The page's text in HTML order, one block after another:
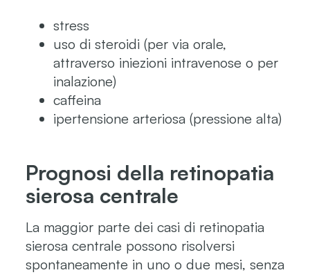
stress
uso di steroidi (per via orale,
attraverso iniezioni intravenose o per
inalazione)
caffeina
ipertensione arteriosa (pressione alta)
Prognosi della retinopatia
sierosa centrale
La maggior parte dei casi di retinopatia
sierosa centrale possono risolversi
spontaneamente in uno o due mesi, senza